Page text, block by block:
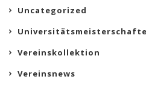
Uncategorized
Vereinskollektion
Vereinsnews